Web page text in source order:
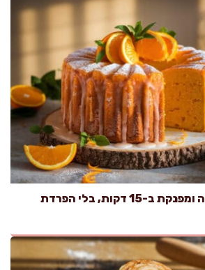
עוגת תפוזים גבוהה ומפנקת ב-15 דקות, בלי הפרדת